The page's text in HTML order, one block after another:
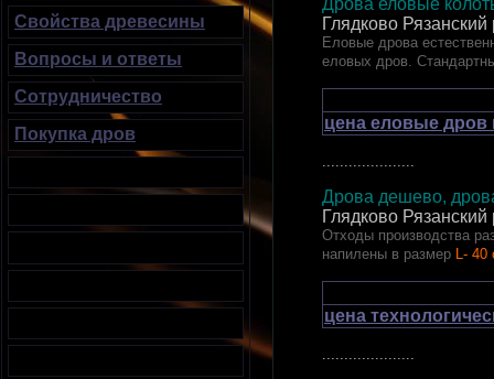
Дрова еловые
Глядково Рязанский
Еловые дрова
еловых дров.
цена еловые дров
.....................
Дрова дешево,
Глядково Рязанский
Отходы производства
напилены в размер L- 40
цена
.....................
Свойства древесины
Вопросы и ответы
Сотрудничество
Покупка дров